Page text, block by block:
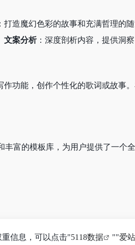
打造魔幻色彩的故事和充满哲理的随
文案分析：深度剖析内容，提供洞察
功能，创作个性化的歌词或故事
富的模板库，为用户提供了一个
信息，可以点击"5118数据 ""爱